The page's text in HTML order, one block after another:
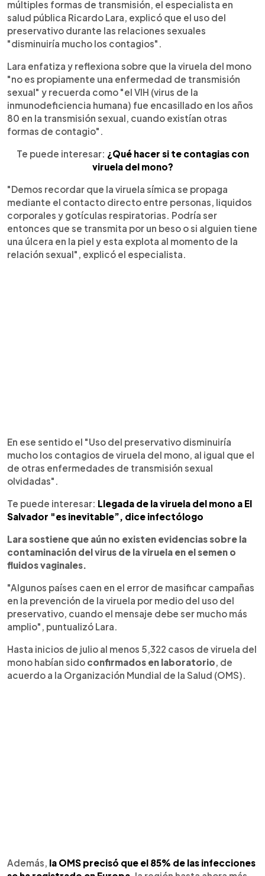
múltiples formas de transmisión, el especialista en
salud pública Ricardo Lara, explicó que el uso del
preservativo durante las relaciones sexuales
"disminuiría mucho los contagios".
Lara enfatiza y reflexiona sobre que la viruela del mono
"no es propiamente una enfermedad de transmisión
sexual" y recuerda como "el VIH (virus de la
inmunodeficiencia humana) fue encasillado en los años
80 en la transmisión sexual, cuando existían otras
formas de contagio".
Te puede interesar: ¿Qué hacer si te contagias con
viruela del mono?
"Demos recordar que la viruela símica se propaga
mediante el contacto directo entre personas, liquidos
corporales y gotículas respiratorias. Podría ser
entonces que se transmita por un beso o si alguien tiene
una úlcera en la piel y esta explota al momento de la
relación sexual", explicó el especialista.
En ese sentido el "Uso del preservativo disminuiría
mucho los contagios de viruela del mono, al igual que el
de otras enfermedades de transmisión sexual
olvidadas".
Te puede interesar: Llegada de la viruela del mono a El
Salvador "es inevitable”, dice infectólogo
Lara sostiene que aún no existen evidencias sobre la
contaminación del virus de la viruela en el semen o
fluidos vaginales.
"Algunos países caen en el error de masificar campañas
en la prevención de la viruela por medio del uso del
preservativo, cuando el mensaje debe ser mucho más
amplio", puntualizó Lara.
Hasta inicios de julio al menos 5,322 casos de viruela del
mono habían sido confirmados en laboratorio, de
acuerdo a la Organización Mundial de la Salud (OMS).
Además, la OMS precisó que el 85% de las infecciones